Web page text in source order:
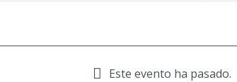
Este evento ha pasado.